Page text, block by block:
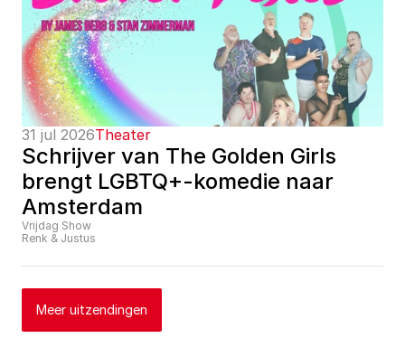
31 jul 2026Theater
Schrijver van The Golden Girls
brengt LGBTQ+-komedie naar
Amsterdam
Vrijdag Show
Renk & Justus
Meer uitzendingen